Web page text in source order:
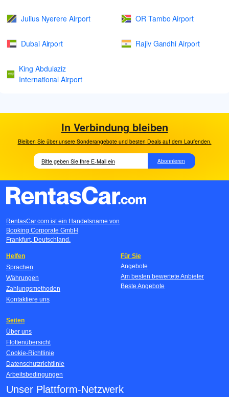
Julius Nyerere Airport OR Tambo Airport
Dubai Airport Rajiv Gandhi Airport
King Abdulaziz
International Airport
In Verbindung bleiben
Bleiben Sie über unsere Sonderangebote und besten Deals auf dem Laufenden.
Abonnieren
RentasCar.com ist ein Handelsname von
Booking Corporate GmbH
Frankfurt, Deutschland.
Helfen
Sprachen
Währungen
Zahlungsmethoden
Kontaktiere uns
Für Sie
Angebote
Am besten bewertete Anbieter
Beste Angebote
Seiten
Über uns
Flottenübersicht
Cookie-Richtlinie
Datenschutzrichtlinie
Arbeitsbedingungen
Unser Plattform-Netzwerk